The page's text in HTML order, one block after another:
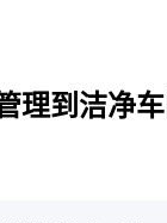
理到洁净